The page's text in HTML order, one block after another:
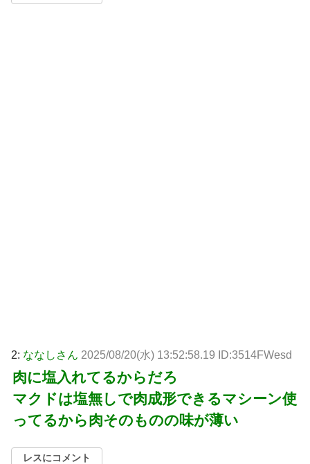
2: ななしさん 2025/08/20(水) 13:52:58.19 ID:3514FWesd
肉に塩入れてるからだろ
マクドは塩無しで肉成形できるマシーン使
ってるから肉そのものの味が薄い
レスにコメント